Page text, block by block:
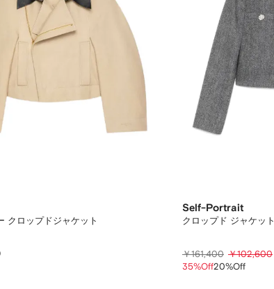
クロップドジャケット
Self-Portrait
クロップド ジャケット
￥161,400 ￥102,600
35%Off20%Off